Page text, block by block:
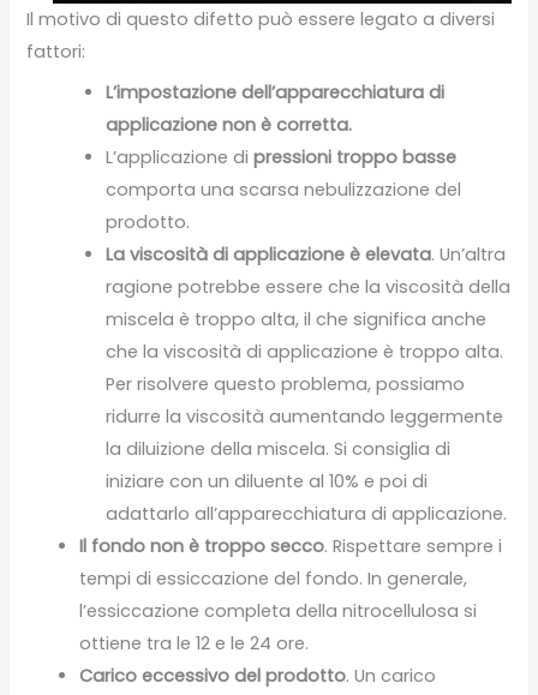
Il motivo di questo difetto può essere legato a diversi
fattori:
L’impostazione dell’apparecchiatura di
applicazione non è corretta.
L’applicazione dipressioni troppo basse
comporta una scarsa nebulizzazione del
prodotto.
La viscosità di applicazione è elevata. Un’altra
ragione potrebbe essere che la viscosità della
miscela è troppo alta, il che significa anche
che la viscosità di applicazione è troppo alta.
Per risolvere questo problema, possiamo
ridurre la viscosità aumentando leggermente
la diluizione della miscela. Si consiglia di
iniziare con un diluente al 10% e poi di
adattarlo all’apparecchiatura di applicazione.
Il fondo non è troppo secco. Rispettare sempre i
tempi di essiccazione del fondo. In generale,
l’essiccazione completa della nitrocellulosa si
ottiene tra le 12 e le 24 ore.
Carico eccessivo del prodotto. Un carico